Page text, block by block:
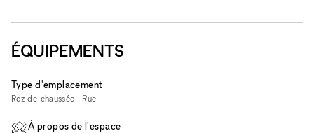
ÉQUIPEMENTS
Type d'emplacement
Rez-de-chaussée - Rue
À propos de l'espace